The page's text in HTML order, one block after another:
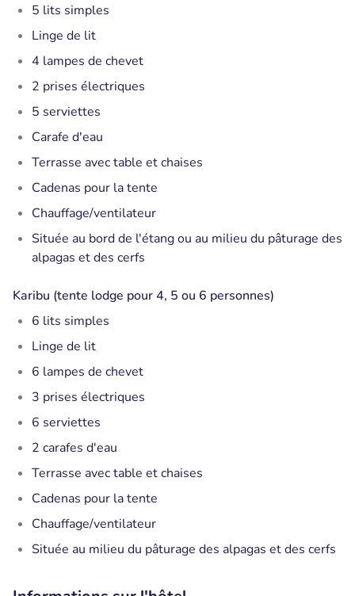
5 lits simples
Linge de lit
4 lampes de chevet
2 prises électriques
5 serviettes
Carafe d'eau
Terrasse avec table et chaises
Cadenas pour la tente
Chauffage/ventilateur
Située au bord de l'étang ou au milieu du pâturage des
alpagas et des cerfs
Karibu (tente lodge pour 4, 5 ou 6 personnes)
6 lits simples
Linge de lit
6 lampes de chevet
3 prises électriques
6 serviettes
2 carafes d'eau
Terrasse avec table et chaises
Cadenas pour la tente
Chauffage/ventilateur
Située au milieu du pâturage des alpagas et des cerfs